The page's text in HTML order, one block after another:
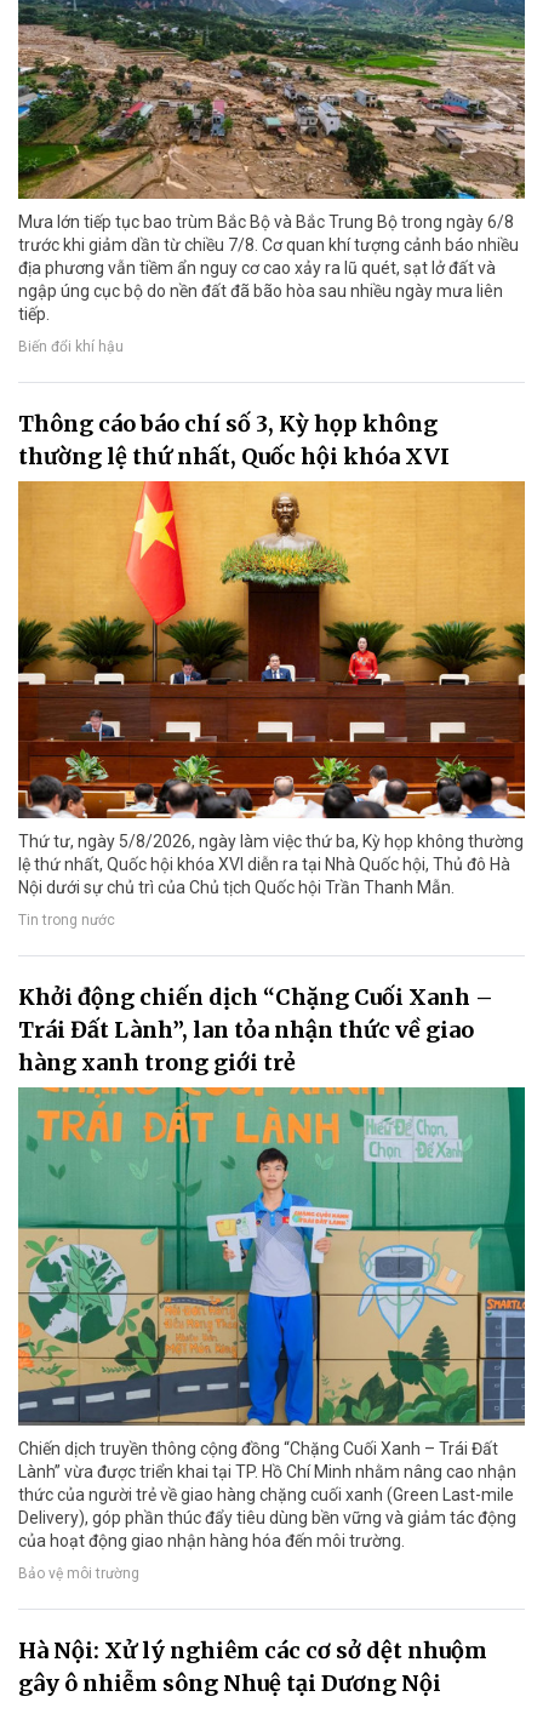
Mưa lớn tiếp tục bao trùm Bắc Bộ và Bắc Trung Bộ trong ngày 6/8
trước khi giảm dần từ chiều 7/8. Cơ quan khí tượng cảnh báo nhiều
địa phương vẫn tiềm ẩn nguy cơ cao xảy ra lũ quét, sạt lở đất và
ngập úng cục bộ do nền đất đã bão hòa sau nhiều ngày mưa liên
tiếp.
Biến đổi khí hậu
Thông cáo báo chí số 3, Kỳ họp không
thường lệ thứ nhất, Quốc hội khóa XVI
Thứ tư, ngày 5/8/2026, ngày làm việc thứ ba, Kỳ họp không thường
lệ thứ nhất, Quốc hội khóa XVI diễn ra tại Nhà Quốc hội, Thủ đô Hà
Nội dưới sự chủ trì của Chủ tịch Quốc hội Trần Thanh Mẫn.
Tin trong nước
Khởi động chiến dịch “Chặng Cuối Xanh –
Trái Đất Lành”, lan tỏa nhận thức về giao
hàng xanh trong giới trẻ
Chiến dịch truyền thông cộng đồng “Chặng Cuối Xanh – Trái Đất
Lành” vừa được triển khai tại TP. Hồ Chí Minh nhằm nâng cao nhận
thức của người trẻ về giao hàng chặng cuối xanh (Green Last-mile
Delivery), góp phần thúc đẩy tiêu dùng bền vững và giảm tác động
của hoạt động giao nhận hàng hóa đến môi trường.
Bảo vệ môi trường
Hà Nội: Xử lý nghiêm các cơ sở dệt nhuộm
gây ô nhiễm sông Nhuệ tại Dương Nội